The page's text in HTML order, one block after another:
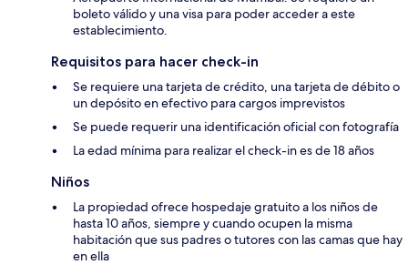
boleto válido y una visa para poder acceder a este
establecimiento.
Requisitos para hacer check-in
Se requiere una tarjeta de crédito, una tarjeta de débito o
un depósito en efectivo para cargos imprevistos
Se puede requerir una identificación oficial con fotografía
La edad mínima para realizar el check-in es de 18 años
Niños
La propiedad ofrece hospedaje gratuito a los niños de
hasta 10 años, siempre y cuando ocupen la misma
habitación que sus padres o tutores con las camas que hay
en ella